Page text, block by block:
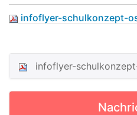
infoflyer-schulkonzept-
N
infoflyer-